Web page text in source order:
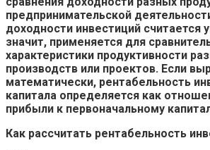
предпринимательской
доходности инвестиций считается
значит, применяется для
характеристики продуктивности
производств или проектов. Если
математически, рентабельность
капитала определяется как
прибыли к первоначальному
Как рассчитать рентабельность